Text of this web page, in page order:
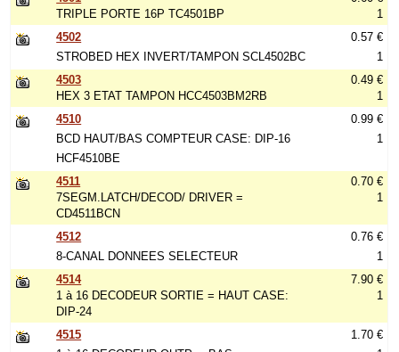
TRIPLE PORTE 16P TC4501BP
1
4502
STROBED HEX INVERT/TAMPON SCL4502BC
0.57 €
1
4503
HEX 3 ETAT TAMPON HCC4503BM2RB
0.49 €
1
4510
BCD HAUT/BAS COMPTEUR CASE: DIP-16
HCF4510BE
0.99 €
1
4511
7SEGM.LATCH/DECOD/ DRIVER =
CD4511BCN
0.70 €
1
4512
8-CANAL DONNEES SELECTEUR
0.76 €
1
4514
1 à 16 DECODEUR SORTIE = HAUT CASE:
DIP-24
7.90 €
1
4515
1.70 €